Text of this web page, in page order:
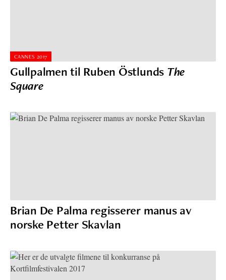
CANNES 2017
Gullpalmen til Ruben Östlunds The
Square
Brian De Palma regisserer manus av
norske Petter Skavlan